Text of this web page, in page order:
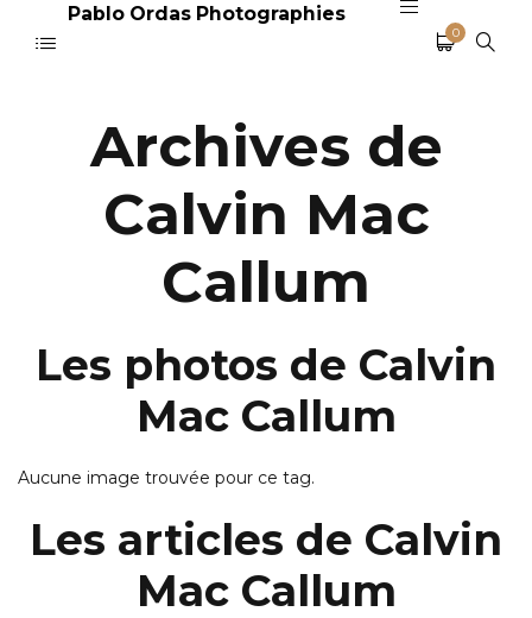
Pablo Ordas Photographies
0
Archives de
Calvin Mac
Callum
Les photos de Calvin
Mac Callum
Aucune image trouvée pour ce tag.
Les articles de Calvin
Mac Callum